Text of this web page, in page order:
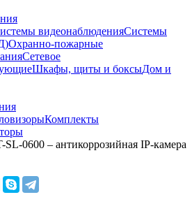
видеонаблюденияСистемы
Охранно-пожарные
Сетевое
Шкафы, щиты и боксыДом и
Комплекты
0600 – антикоррозийная IP-камера